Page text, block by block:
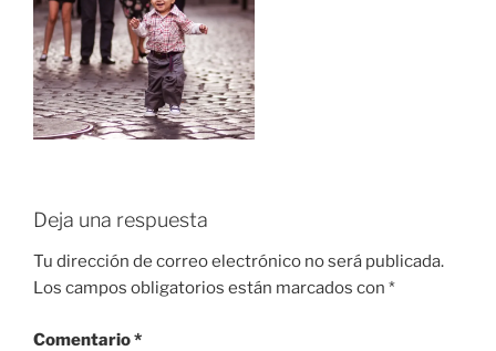
Deja una respuesta
Tu dirección de correo electrónico no será publicada.
Los campos obligatorios están marcados con *
Comentario*